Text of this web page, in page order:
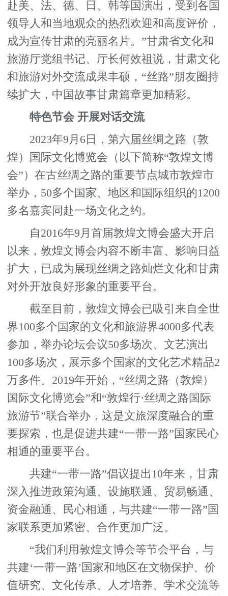
赴美、法、德、日、韩等国演出，受到各国
领导人和当地观众的热烈欢迎和高度评价，
成为宣传甘肃的亮丽名片。”甘肃省文化和
旅游厅党组书记、厅长何效祖说，甘肃文化
和旅游对外交流成果丰硕，“丝路”朋友圈持
续扩大，中国故事甘肃篇章更加精彩。
特色节会 开展对话交流
2023年9月6日，第六届丝绸之路（敦
煌）国际文化博览会（以下简称“敦煌文博
会”）在古丝绸之路的重要节点城市敦煌市
举办，50多个国家、地区和国际组织的1200
多名嘉宾同赴一场文化之约。
自2016年9月首届敦煌文博会盛大开启
以来，敦煌文博会内容不断丰富、影响日益
扩大，已成为展现丝绸之路灿烂文化和甘肃
对外开放良好形象的重要平台。
截至目前，敦煌文博会已吸引来自全世
界100多个国家的文化和旅游界4000多代表
参加，举办论坛会议50多场次、文艺演出
100多场次，展示多个国家的文化艺术精品2
万多件。2019年开始，“丝绸之路（敦煌）
国际文化博览会”和“敦煌行·丝绸之路国际
旅游节”联合举办，这是文旅深度融合的重
要探索，也是促进共建“一带一路”国家民心
相通的重要平台。
共建“一带一路”倡议提出10年来，甘肃
深入推进政策沟通、设施联通、贸易畅通、
资金融通、民心相通，与共建“一带一路”国
家联系更加紧密、合作更加广泛。
“我们利用敦煌文博会等节会平台，与
共建‘一带一路’国家和地区在文物保护、价
值研究、文化传承、人才培养、学术交流等